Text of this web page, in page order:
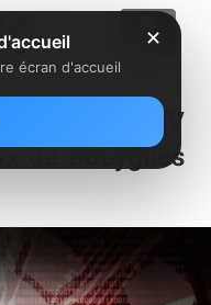
Free, 01TV
de Bouygues
✕
écran d'accueil